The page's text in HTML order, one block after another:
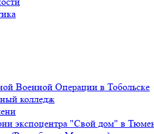
Военной Операции в Тобольске
колледж
экспоцентра "Свой дом" в